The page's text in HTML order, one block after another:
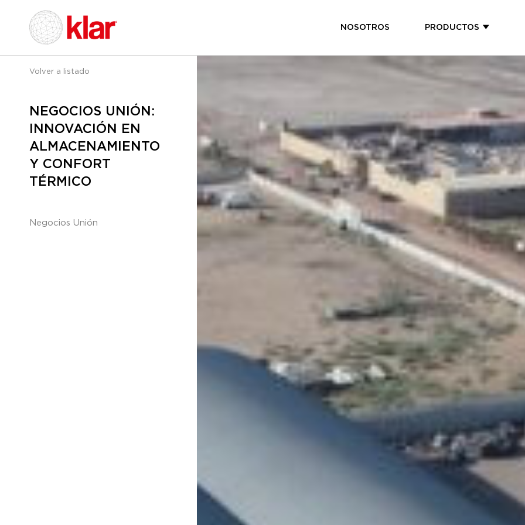
NOSOTROS PRODUCTOS
Volver a listado
NEGOCIOS UNIÓN:
INNOVACIÓN EN
ALMACENAMIENTO
Y CONFORT
TÉRMICO
Negocios Unión